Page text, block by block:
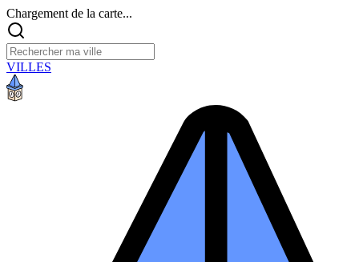
Chargement de la carte...
VILLES